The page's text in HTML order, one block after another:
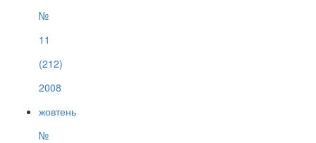
№
11
(212)
2008
жовтень
№